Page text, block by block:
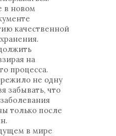
в новом
качественной
на
процесса.
не одну
забывать, что
только после
в мире